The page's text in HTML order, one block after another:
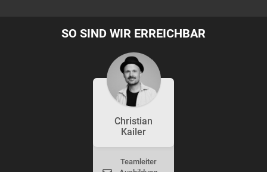
SO SIND WIR ERREICHBAR
Christian
Kailer
Teamleiter